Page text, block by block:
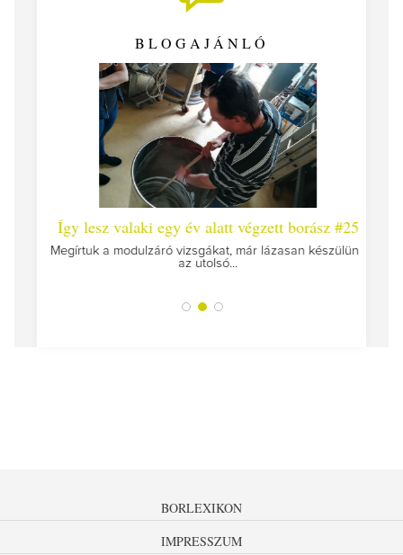
BLOGAJÁNLÓ
Így lesz valaki egy év alatt végzett borász #25
Megírtuk a modulzáró vizsgákat, már lázasan készülünk
az utolsó...
BORLEXIKON
IMPRESSZUM